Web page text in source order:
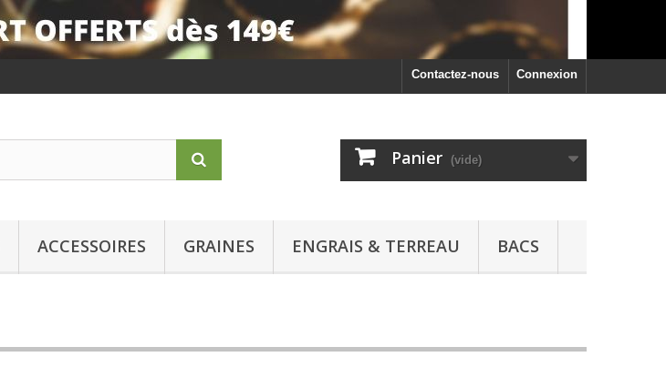
Connexion
Contactez-nous
Panier (vide)
ACCESSOIRES GRAINES ENGRAIS & TERREAU BACS